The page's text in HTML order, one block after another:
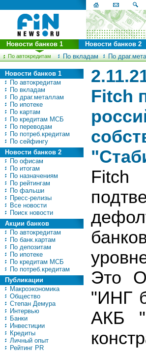
По автокредитам По вкладам По
Новости банков 1 Новости банков 2
Новости банков 1
По автокредитам
По вкладам
По драг.металлам
По ипотеке
По картам
По кредитам МСБ
По переводам
По потреб.кредитам
По сейфингу
Новости банков 2
По офисам
По итогам
По назначениям
По рейтингам
По фальши
Пресс-релизы
Все новости
Поиск новости
Акции банков
По автокредитам
По банк.картам
По депозитам
По ипотеке
По кредитам МСБ
По потреб.кредитам
Публикации
Макроэкономика
Общество
Степан Демура
Интервью
Банки
Инвестиции
Кредиты
Личный опыт
Рейтинг PR
Fitch
Fitch
Это
"ИНГ
АКБ